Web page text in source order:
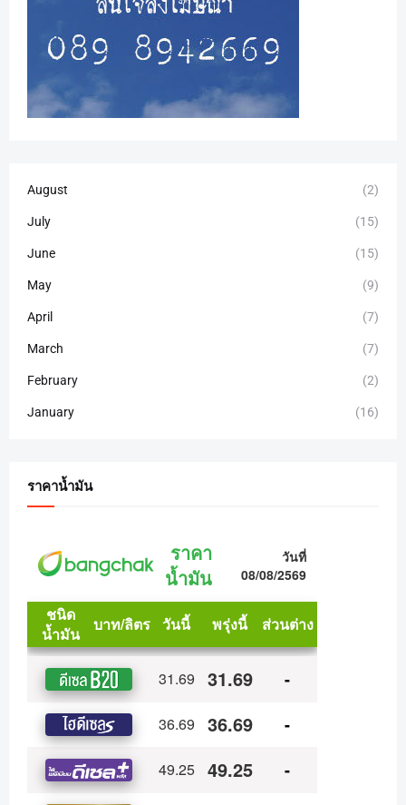
August (2)
July (15)
June (15)
May (9)
April (7)
March (7)
February (2)
January (16)
ราคาน้ำมัน